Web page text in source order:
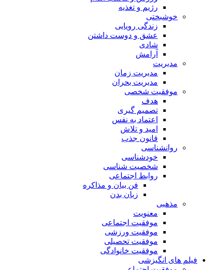
رژیم و تغذیه
خوشبختی
زندگی رویایی
عشق و دوست داشتن
شادی
آرامش
مدیریت
مدیریت زمان
مدیریت بحران
موفقیت شخصی
هدف
تصمیم گیری
اعتماد به نفس
امید و تلاش
قانون جذب
روانشناسی
خودشناسی
شخصیت شناسی
روابط اجتماعی
فن بیان و مذاکره
زبان بدن
مذهبی
معنویت
موفقیت اجتماعی
موفقیت ورزشی
موفقیت تحصیلی
موفقیت خانوادگی
فیلم های انگیزشی